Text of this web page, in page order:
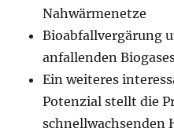
Nahwärmenetze
Bioabfallvergärung
anfallenden
Ein weiteres
Potenzial stellt die
schnellwachsenden